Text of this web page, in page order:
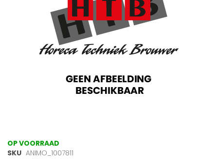
Ga
naar
OP VOORRAAD
SKU ANIMO_1007811